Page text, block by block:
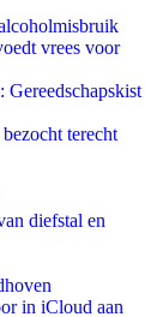
vrees voor
Gereedschapskist
terecht
diefstal en
in iCloud aan